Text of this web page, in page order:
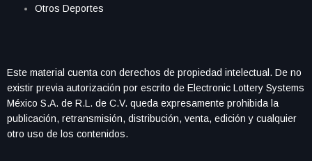
Otros Deportes
Este material cuenta con derechos de propiedad intelectual. De no
existir previa autorización por escrito de Electronic Lottery Systems
México S.A. de R.L. de C.V. queda expresamente prohibida la
publicación, retransmisión, distribución, venta, edición y cualquier
otro uso de los contenidos.